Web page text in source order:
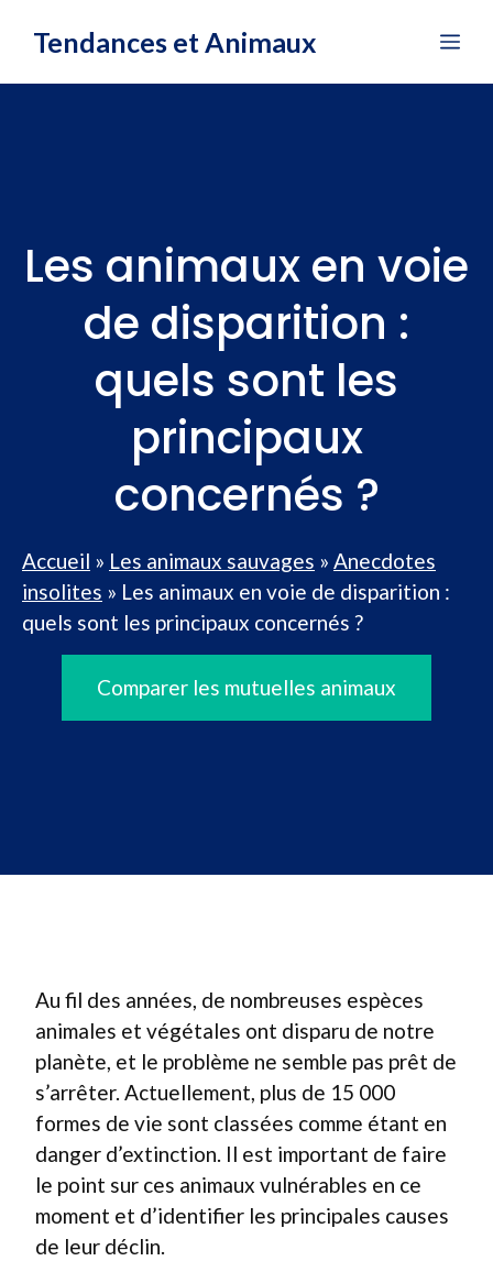
Tendances et Animaux
Les animaux en voie
de disparition :
quels sont les
principaux
concernés ?
Accueil » Les animaux sauvages » Anecdotes
insolites » Les animaux en voie de disparition :
quels sont les principaux concernés ?
Comparer les mutuelles animaux
Au fil des années, de nombreuses espèces
animales et végétales ont disparu de notre
planète, et le problème ne semble pas prêt de
s’arrêter. Actuellement, plus de 15 000
formes de vie sont classées comme étant en
danger d’extinction. Il est important de faire
le point sur ces animaux vulnérables en ce
moment et d’identifier les principales causes
de leur déclin.